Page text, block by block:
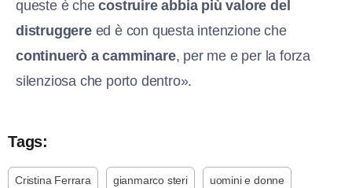
queste è checostruire abbia più valore del
distruggere ed è con questa intenzione che
continuerò a camminare, per me e per la forza
silenziosa che porto dentro».
Tags:
Cristina Ferrara gianmarco steri uomini e donne